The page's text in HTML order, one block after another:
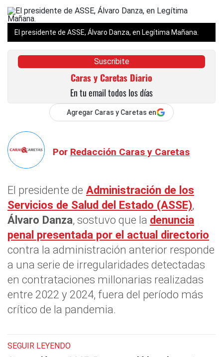
El presidente de ASSE, Álvaro Danza, en Legítima Mañana.
Suscribite
Caras y Caretas Diario
En tu email todos los días
Agregar Caras y Caretas en
Por Redacción Caras y Caretas
El presidente de Administración de los
Servicios de Salud del Estado (ASSE),
Álvaro Danza, sostuvo que la denuncia
penal presentada por el actual directorio
contra la administración anterior responde
a una serie de irregularidades detectadas
en contrataciones millonarias realizadas
entre 2022 y 2024, fuera del período más
crítico de la pandemia.
SEGUIR LEYENDO